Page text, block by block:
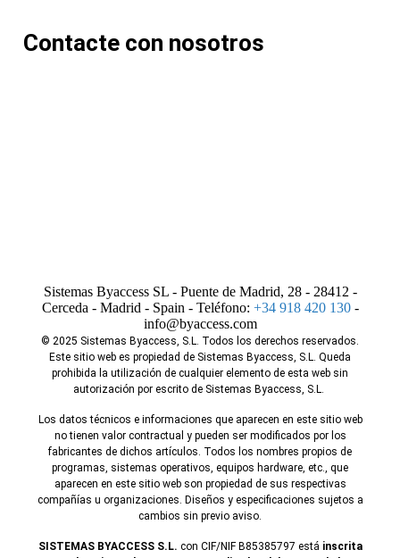
Contacte con nosotros
Sistemas Byaccess SL - Puente de Madrid, 28 - 28412 -
Cerceda - Madrid - Spain - Teléfono: +34 918 420 130-
info@byaccess.com
© 2025 Sistemas Byaccess, S.L. Todos los derechos reservados.
Este sitio web es propiedad de Sistemas Byaccess, S.L. Queda
prohibida la utilización de cualquier elemento de esta web sin
autorización por escrito de Sistemas Byaccess, S.L.
Los datos técnicos e informaciones que aparecen en este sitio web
no tienen valor contractual y pueden ser modificados por los
fabricantes de dichos artículos. Todos los nombres propios de
programas, sistemas operativos, equipos hardware, etc., que
aparecen en este sitio web son propiedad de sus respectivas
compañías u organizaciones. Diseños y especificaciones sujetos a
cambios sin previo aviso.
SISTEMAS BYACCESS S.L. con CIF/NIF B85385797 está inscrita